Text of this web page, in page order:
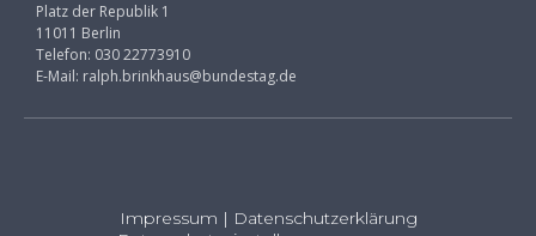
Platz der Republik 1
11011 Berlin
Telefon: 030 22773910
E-Mail: ralph.brinkhaus@bundestag.de
Impressum | Datenschutzerklärung